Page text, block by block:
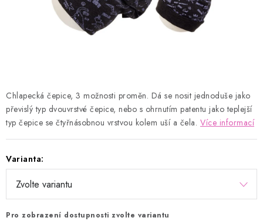
Tabulka velikostí
Postup pro vrácení a výměnu
Obchodní podmínky
Chlapecká čepice, 3 možnosti proměn. Dá se nosit jednoduše jako
převislý typ dvouvrstvé čepice, nebo s ohrnutím patentu jako teplejší
typ čepice se čtyřnásobnou vrstvou kolem uší a čela. Více informací
Varianta:
Pro zobrazení dostupnosti zvolte variantu